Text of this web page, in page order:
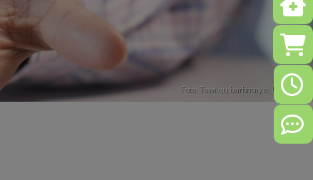
Shop
Foto: Towfiqu barbhuiya, Unsplash